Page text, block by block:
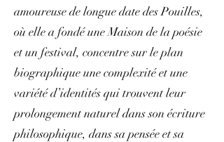
amoureuse de longue date des Pouilles,
où elle a fondé une Maison de la poésie
et un festival, concentre sur le plan
biographique une complexité et une
variété d’identités qui trouvent leur
prolongement naturel dans son écriture
philosophique, dans sa pensée et sa